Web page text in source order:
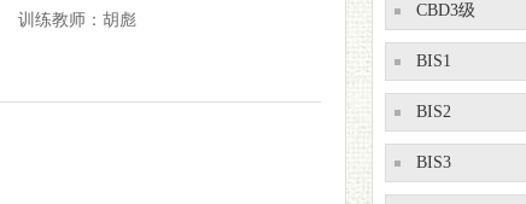
训练教师： 胡彪
CBD3级
BIS1
BIS2
BIS3